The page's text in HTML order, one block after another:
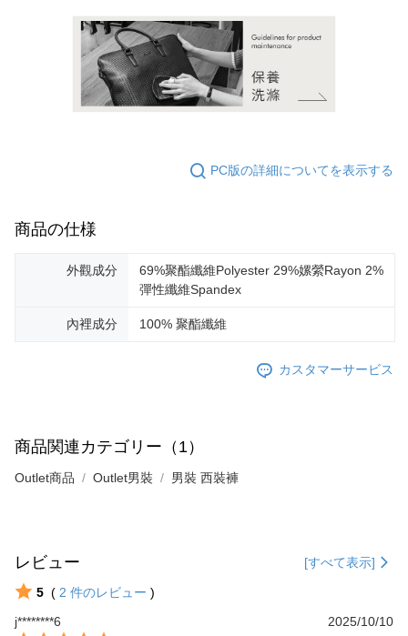
PC版の詳細についてを表示する
商品の仕様
外觀成分
69%聚酯纖維Polyester 29%嫘縈Rayon 2%
彈性纖維Spandex
內裡成分 100% 聚酯纖維
カスタマーサービス
商品関連カテゴリー（1）
Outlet商品 Outlet男裝 男裝 西裝褲
レビュー [すべて表示]
5 ( 2 件のレビュー )
j********6
2025/10/10